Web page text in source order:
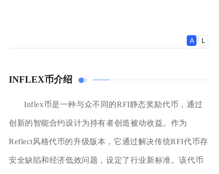
INFLEX币介绍
Inflex币是一种与众不同的RFI静态奖励代币，通过
创新的智能合约设计为持有者创造被动收益。作为
Reflect风格代币的升级版本，它通过解决传统RFI代币存
安全缺陷和经济低效问题，设定了行业新标准。该代币